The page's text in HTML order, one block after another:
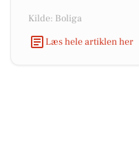
Kilde: Boliga
Læs hele artiklen her